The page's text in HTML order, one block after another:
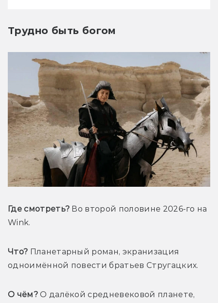
Трудно быть богом
Где смотреть? Во второй половине 2026-го на
Wink.
Что? Планетарный роман, экранизация
одноимённой повести братьев Стругацких.
О чём? О далёкой средневековой планете,